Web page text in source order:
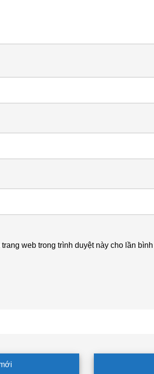
web trong trình duyệt này cho lần